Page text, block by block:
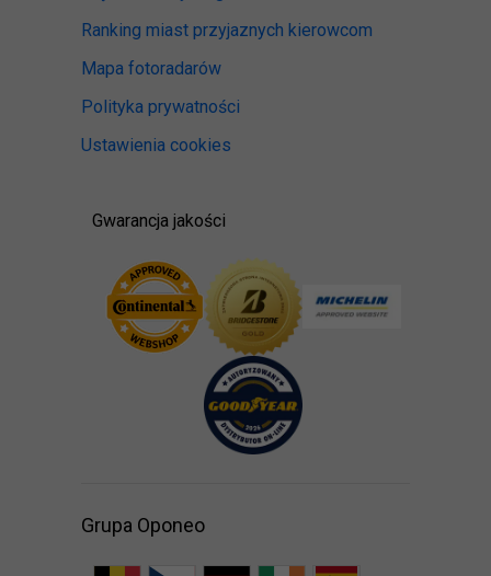
Ranking miast przyjaznych kierowcom
Mapa fotoradarów
Polityka prywatności
Ustawienia cookies
Gwarancja jakości
Grupa Oponeo